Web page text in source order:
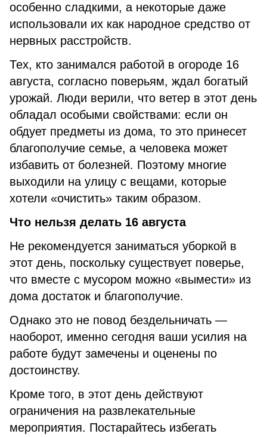
особенно сладкими, а некоторые даже
использовали их как народное средство от
нервных расстройств.
Тех, кто занимался работой в огороде 16
августа, согласно поверьям, ждал богатый
урожай. Люди верили, что ветер в этот день
обладал особыми свойствами: если он
обдует предметы из дома, то это принесет
благополучие семье, а человека может
избавить от болезней. Поэтому многие
выходили на улицу с вещами, которые
хотели «очистить» таким образом.
Что нельзя делать 16 августа
Не рекомендуется заниматься уборкой в
этот день, поскольку существует поверье,
что вместе с мусором можно «вымести» из
дома достаток и благополучие.
Однако это не повод бездельничать —
наоборот, именно сегодня ваши усилия на
работе будут замечены и оценены по
достоинству.
Кроме того, в этот день действуют
ограничения на развлекательные
мероприятия. Постарайтесь избегать